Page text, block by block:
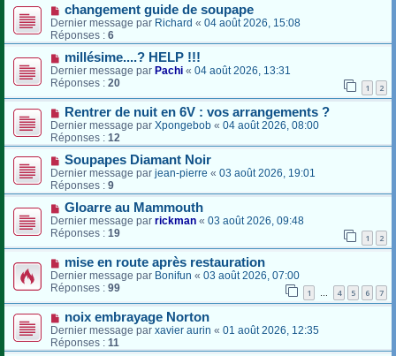
changement guide de soupape
Dernier message par Richard « 04 août 2026, 15:08
Réponses : 6
millésime....? HELP !!!
Dernier message par Pachi « 04 août 2026, 13:31
Réponses : 20 1 2
Rentrer de nuit en 6V : vos arrangements ?
Dernier message par Xpongebob « 04 août 2026, 08:00
Réponses : 12
Soupapes Diamant Noir
Dernier message par jean-pierre « 03 août 2026, 19:01
Réponses : 9
Gloarre au Mammouth
Dernier message par rickman « 03 août 2026, 09:48
Réponses : 19 1 2
mise en route après restauration
Dernier message par Bonifun « 03 août 2026, 07:00
Réponses : 99 1 4 5 6 7
noix embrayage Norton
Dernier message par xavier aurin « 01 août 2026, 12:35
Réponses : 11